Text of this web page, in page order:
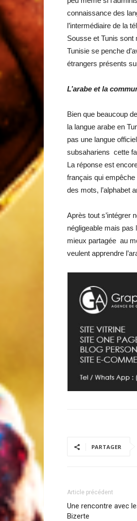
connaissance des
l’intermédiaire de la
Sousse et Tunis sont
Tunisie se penche
étrangers présents
L’arabe et la
Bien que beaucoup
la langue arabe en
pas une langue
subsahariens cette
La réponse est
français qui
des mots, l’alphabet
Après tout s’intégrer
négligeable mais pas
mieux partagée au
veulent apprendre
PARTAGER
Article précédent
Une rencontre avec
Bizerte